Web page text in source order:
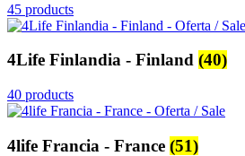
45 products
4Life Finlandia - Finland (40)
40 products
4life Francia - France (51)